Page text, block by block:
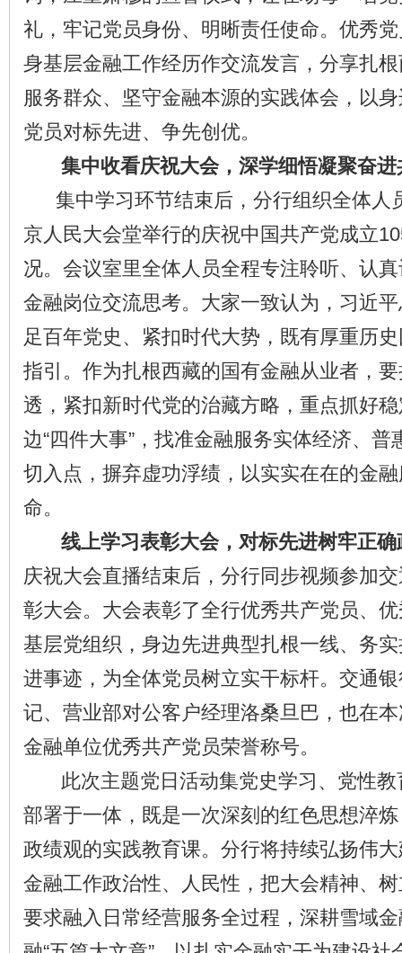
礼，牢记党员身份、明晰责任使命。优秀
身基层金融工作经历作交流发言，分享扎
服务群众、坚守金融本源的实践体会，以
党员对标先进、争先创优。
集中收看庆祝大会，深学细悟凝聚奋进
集中学习环节结束后，分行组织全体人
京人民大会堂举行的庆祝中国共产党成立
况。会议室里全体人员全程专注聆听、认
金融岗位交流思考。大家一致认为，习近
足百年党史、紧扣时代大势，既有厚重历
指引。作为扎根西藏的国有金融从业者，
透，紧扣新时代党的治藏方略，重点抓好‌
边“四件大事”，找准金融服务实体经济、
切入点，摒弃虚功浮绩，以实实在在的金
命。
线上学习表彰大会，对标先进树牢正确
庆祝大会直播结束后，分行同步视频参加交
彰大会。大会表彰了全行优秀共产党员、
基层党组织，身边先进典型扎根一线、务
进事迹，为全体党员树立实干标杆。交通
记、营业部对公客户经理洛桑旦巴，也在
金融单位优秀共产党员荣誉称号。
此次主题党日活动集党史学习、党性教
部署于一体，既是一次深刻的红色思想淬
政绩观的实践教育课。分行将持续弘扬伟
金融工作政治性、人民性，把大会精神、
要求融入日常经营服务全过程，深耕雪域